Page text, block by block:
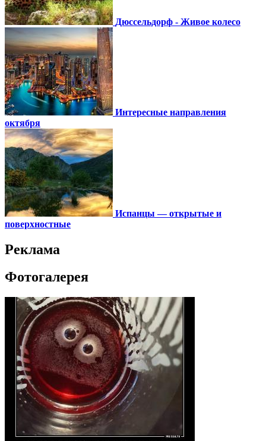
Дюссельдорф - Живое колесо
Интересные направления
октября
Испанцы — открытые и
поверхностные
Реклама
Фотогалерея